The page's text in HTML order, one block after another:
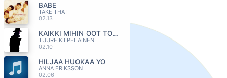
BABE
TAKE THAT
02.13
KAIKKI MIHIN OOT TOTTUNUT
TUURE KILPELÄINEN
02.10
HILJAA HUOKAA YO
ANNA ERIKSSON
02.06